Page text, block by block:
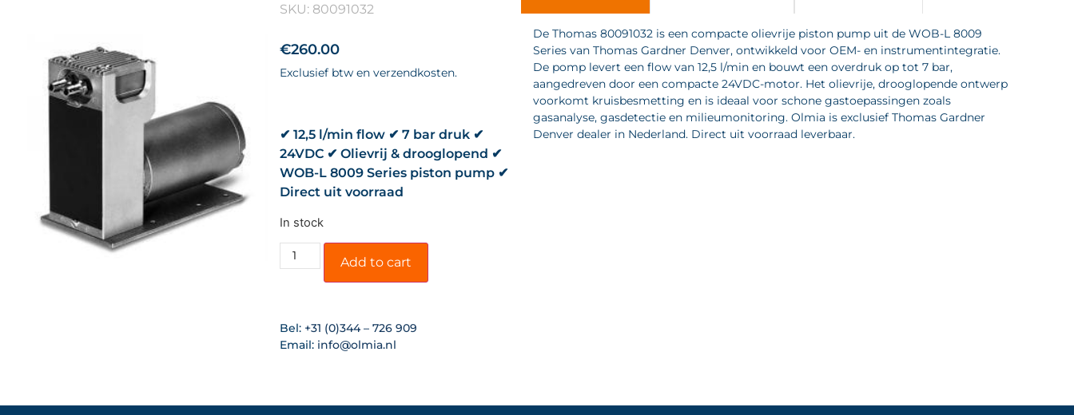
SKU: 80091032
€260.00
Exclusief btw en verzendkosten.
✔ 12,5 l/min flow ✔ 7 bar druk ✔
24VDC ✔ Olievrij & drooglopend ✔
WOB-L 8009 Series piston pump ✔
Direct uit voorraad
In stock
Add to cart
Bel: +31 (0)344 – 726 909
Email: info@olmia.nl
De Thomas 80091032 is een compacte olievrije piston pump uit de WOB-L 8009
Series van Thomas Gardner Denver, ontwikkeld voor OEM- en instrumentintegratie.
De pomp levert een flow van 12,5 l/min en bouwt een overdruk op tot 7 bar,
aangedreven door een compacte 24VDC-motor. Het olievrije, drooglopende ontwerp
voorkomt kruisbesmetting en is ideaal voor schone gastoepassingen zoals
gasanalyse, gasdetectie en milieumonitoring. Olmia is exclusief Thomas Gardner
Denver dealer in Nederland. Direct uit voorraad leverbaar.